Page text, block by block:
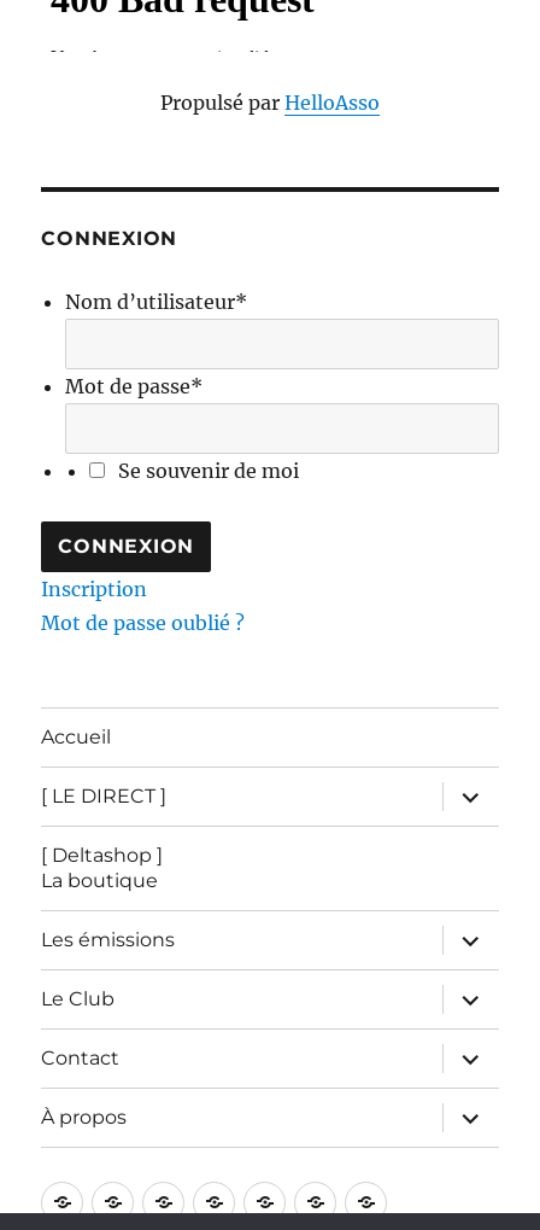
Propulsé par HelloAsso
CONNEXION
Nom d’utilisateur*
Mot de passe*
Se souvenir de moi
Inscription
Mot de passe oublié ?
Accueil
[ LE DIRECT ]
ouvrir
le
sous-
[ Deltashop ]
La boutique
Les émissions
ouvrir
le
sous-
menu
Le Club
ouvrir
le
sous-
menu
Contact
ouvrir
le
sous-
menu
À propos
ouvrir
le
sous-
Accueil
[
[
Les
Le
Contact
À